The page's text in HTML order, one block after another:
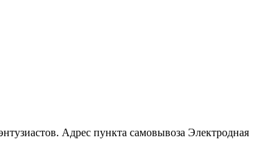
Адрес пункта самовывоза Электродная